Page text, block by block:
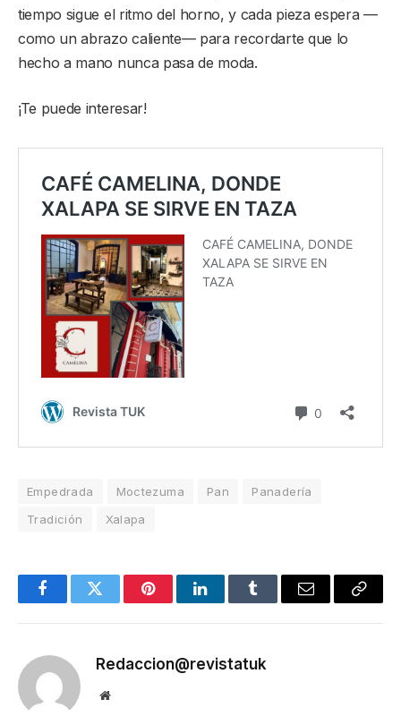
tiempo sigue el ritmo del horno, y cada pieza espera —
como un abrazo caliente— para recordarte que lo
hecho a mano nunca pasa de moda.
¡Te puede interesar!
Empedrada Moctezuma Pan
Panadería
Tradición
Xalapa
FacebookTwitter PinterestLinkedInTumblr Email
Copy
Redaccion@revistatuk
Website